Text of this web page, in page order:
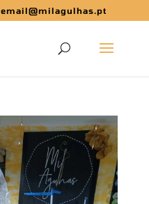
email@milagulhas.pt